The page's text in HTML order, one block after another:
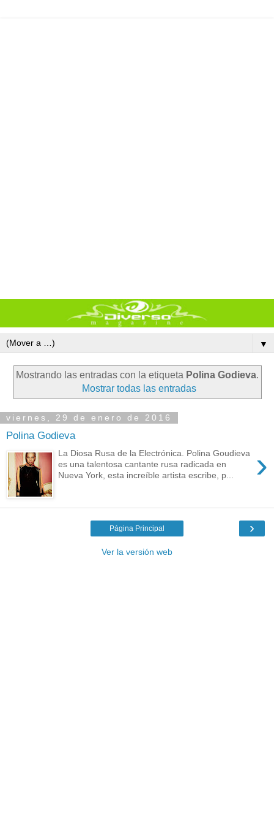
▼
Mostrando las entradas con la etiqueta Polina Godieva.
Mostrar todas las entradas
viernes, 29 de enero de 2016
Polina Godieva
›
La Diosa Rusa de la Electrónica. Polina Goudieva
es una talentosa cantante rusa radicada en
Nueva York, esta increíble artista escribe, p...
›
Página Principal
Ver la versión web